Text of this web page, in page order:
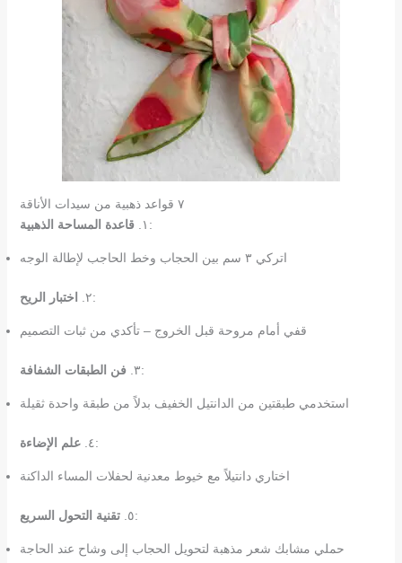
٧ قواعد ذهبية من سيدات الأناقة
١.
قاعدة المساحة الذهبية :
اتركي ٣ سم بين الحجاب وخط الحاجب لإطالة الوجه
٢. اختبار الريح :
قفي أمام مروحة قبل الخروج – تأكدي من ثبات التصميم
٣. فن الطبقات الشفافة :
استخدمي طبقتين من الدانتيل الخفيف بدلاً من طبقة واحدة ثقيلة
٤. علم الإضاءة :
اختاري دانتيلاً مع خيوط معدنية لحفلات المساء الداكنة
٥. تقنية التحول السريع :
حملي مشابك شعر مذهبة لتحويل الحجاب إلى وشاح عند الحاجة